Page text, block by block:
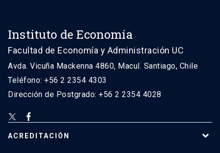
Instituto de Economía
Facultad de Economía y Administración UC
Avda. Vicuña Mackenna 4860, Macul. Santiago, Chile
Teléfono: +56 2 2354 4303
Dirección de Postgrado: +56 2 2354 4028
ACREDITACIÓN